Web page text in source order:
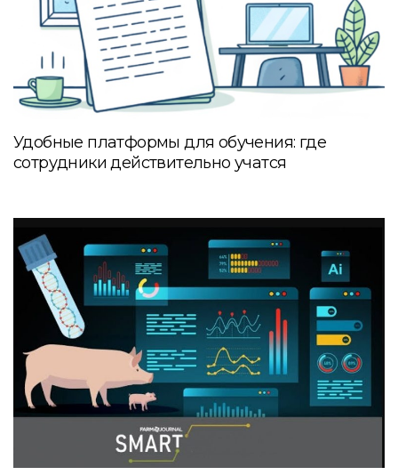
Удобные платформы для обучения: где
сотрудники действительно учатся